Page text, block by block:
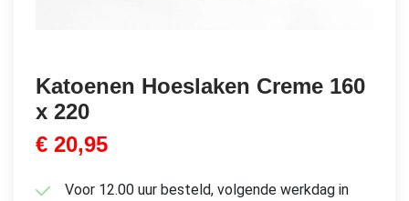
Katoenen Hoeslaken Creme 160
x 220
€ 20,95
Voor 12.00 uur besteld, volgende werkdag in